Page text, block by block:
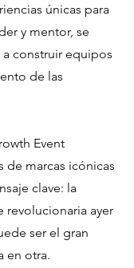
únicas para
y mentor, se
construir equipos
de las
Event
de marcas icónicas
clave: la
revolucionaria ayer
ser el gran
en otra.